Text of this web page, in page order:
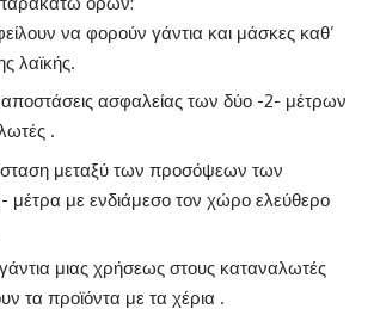
να φορούν γάντια και μάσκες καθ’
λαϊκής.
αποστάσεις ασφαλείας των δύο -2- μέτρων
.
μεταξύ των προσόψεων των
με ενδιάμεσο τον χώρο ελεύθερο
μιας χρήσεως στους καταναλωτές
τα προϊόντα με τα χέρια .